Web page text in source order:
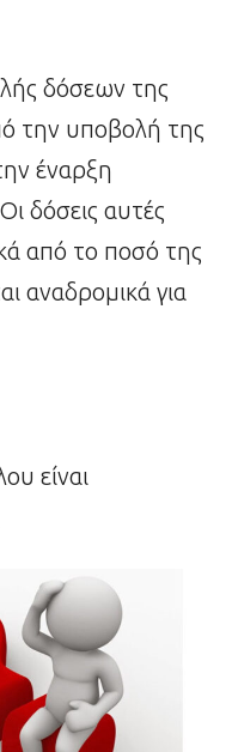
δόσεων της
την υποβολή της
έναρξη
δόσεις αυτές
από το ποσό της
αναδρομικά για
είναι